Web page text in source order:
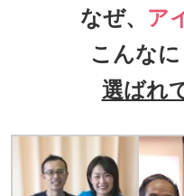
なぜ、 ア
こんな
選ばれ